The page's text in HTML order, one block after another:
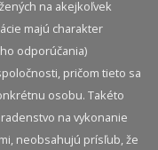
na akejkoľvek
majú charakter
odporúčania)
pričom tieto sa
osobu. Takéto
na vykonanie
neobsahujú prísľub, že